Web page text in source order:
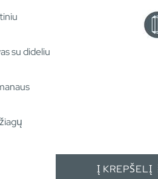
su dideliu
Į KREPŠELĮ